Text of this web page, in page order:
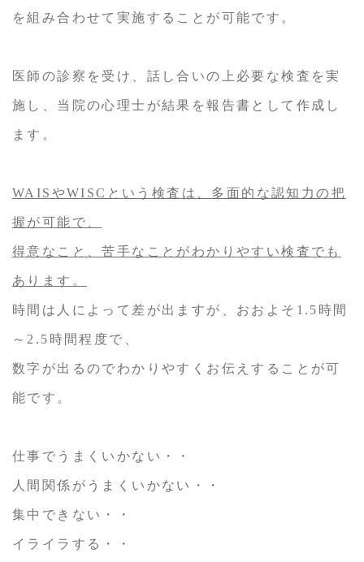
を組み合わせて実施することが可能です。
医師の診察を受け、話し合いの上必要な検査を実
施し、当院の心理士が結果を報告書として作成し
ます。
WAISやWISCという検査は、多面的な認知力の把
握が可能で、
得意なこと、苦手なことがわかりやすい検査でも
あります。
時間は人によって差が出ますが、おおよそ1.5時間
～2.5時間程度で、
数字が出るのでわかりやすくお伝えすることが可
能です。
仕事でうまくいかない・・
人間関係がうまくいかない・・
集中できない・・
イライラする・・